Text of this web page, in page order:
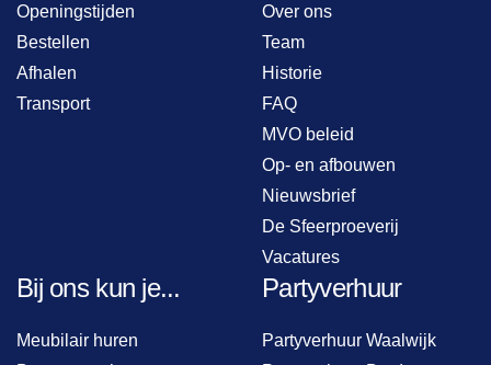
Openingstijden
Bestellen
Afhalen
Transport
Over ons
Team
Historie
FAQ
MVO beleid
Op- en afbouwen
Nieuwsbrief
De Sfeerproeverij
Vacatures
Bij ons kun je...
Meubilair huren
Partyverhuur
Partyverhuur Waalwijk